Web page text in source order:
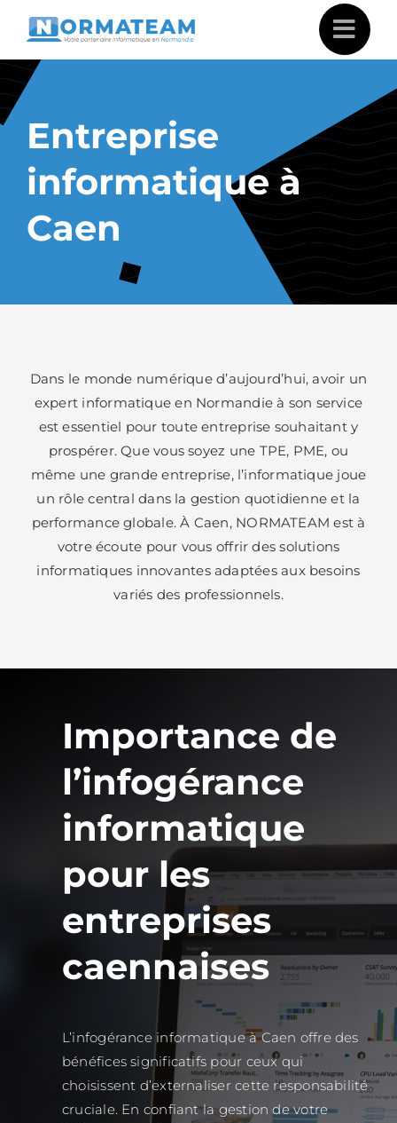
contenu
Entreprise
informatique à
Caen
Dans le monde numérique d’aujourd’hui, avoir un
expert informatique en Normandie à son service
est essentiel pour toute entreprise souhaitant y
prospérer. Que vous soyez une TPE, PME, ou
même une grande entreprise, l’informatique joue
un rôle central dans la gestion quotidienne et la
performance globale. À Caen, NORMATEAM est à
votre écoute pour vous offrir des solutions
informatiques innovantes adaptées aux besoins
variés des professionnels.
Importance de
l’infogérance
informatique
pour les
entreprises
caennaises
L’infogérance informatique à Caen offre des
bénéfices significatifs pour ceux qui
choisissent d’externaliser cette responsabilité
cruciale. En confiant la gestion de votre